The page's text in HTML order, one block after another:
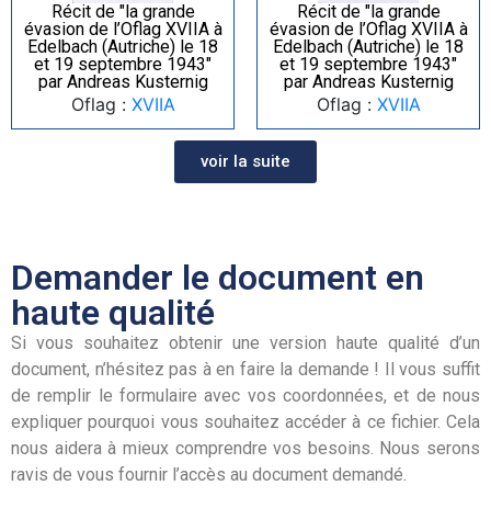
Récit de "la grande
évasion de l’Oflag XVIIA à
Edelbach (Autriche) le 18
et 19 septembre 1943"
par Andreas Kusternig
Oflag : XVIIA
Récit de "la grande
évasion de l’Oflag XVIIA à
Edelbach (Autriche) le 18
et 19 septembre 1943"
par Andreas Kusternig
Oflag : XVIIA
voir la suite
Demander le document en
haute qualité
Si vous souhaitez obtenir une version haute qualité d’un
document, n’hésitez pas à en faire la demande ! Il vous suffit
de remplir le formulaire avec vos coordonnées, et de nous
expliquer pourquoi vous souhaitez accéder à ce fichier. Cela
nous aidera à mieux comprendre vos besoins. Nous serons
ravis de vous fournir l’accès au document demandé.